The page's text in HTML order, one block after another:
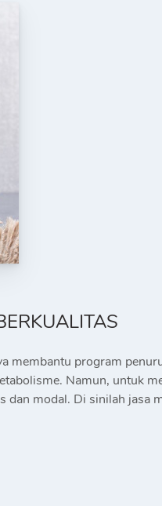
membantu program
Namun, untuk
dan modal. Di sinilah jasa